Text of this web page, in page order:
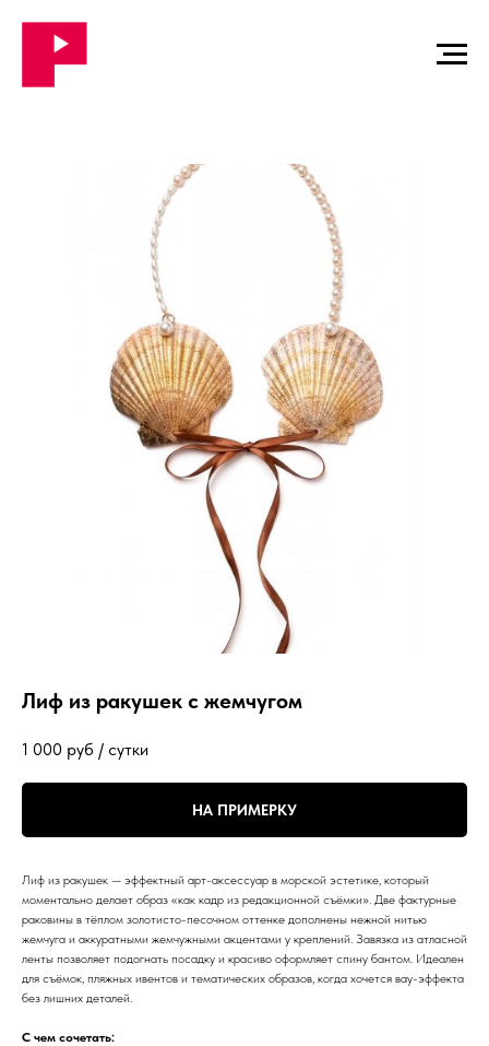
Лиф из ракушек с жемчугом
1 000 руб / сутки
НА ПРИМЕРКУ
Лиф из ракушек — эффектный арт-аксессуар в морской эстетике, который
моментально делает образ «как кадр из редакционной съёмки». Две фактурные
раковины в тёплом золотисто-песочном оттенке дополнены нежной нитью
жемчуга и аккуратными жемчужными акцентами у креплений. Завязка из атласной
ленты позволяет подогнать посадку и красиво оформляет спину бантом. Идеален
для съёмок, пляжных ивентов и тематических образов, когда хочется вау-эффекта
без лишних деталей.
С чем сочетать: